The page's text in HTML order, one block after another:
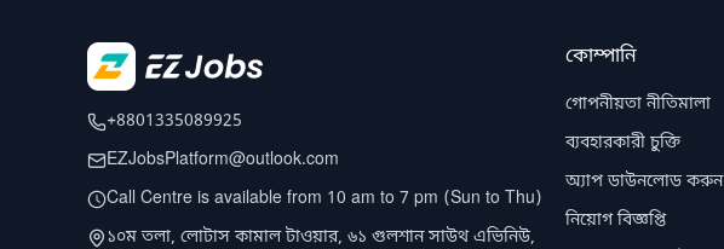
+8801335089925
EZJobsPlatform@outlook.com
Call Centre is available from 10 am to 7 pm (Sun to Thu)
১০ম তলা, লোটাস কামাল টাওয়ার, ৬১ গুলশান সাউথ এভিনিউ,
কোম্পানি
গোপনীয়তা নীতিমালা
ব্যবহারকারী চুক্তি
অ্যাপ ডাউনলোড করুন
নিয়োগ বিজ্ঞপ্তি